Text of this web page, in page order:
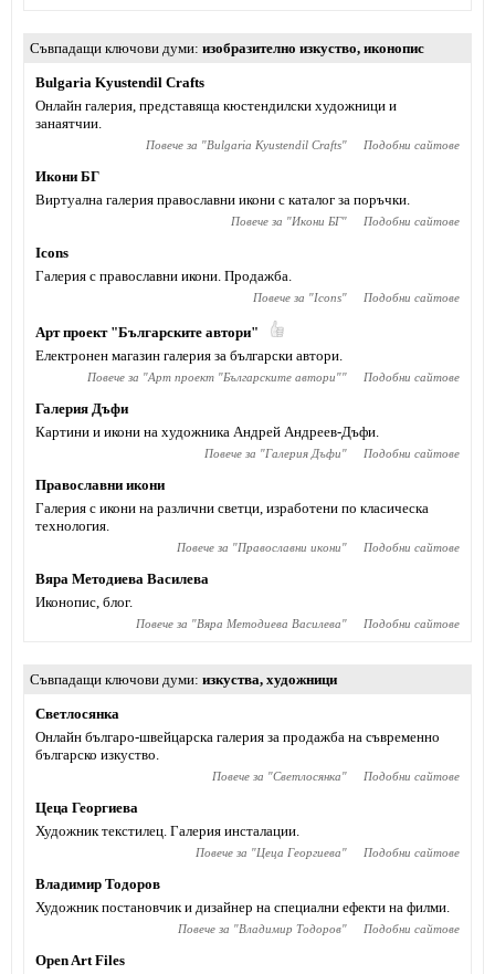
Съвпадащи ключови думи изобразително изкуство, иконопис
Bulgaria Kyustendil Crafts
Онлайн галерия, представяща кюстендилски художници и
занаятчии.
Повече за "Bulgaria Kyustendil Crafts" Подобни сайтове
Икони БГ
Виртуална галерия православни икони с каталог за поръчки.
Повече за "Икони БГ" Подобни сайтове
Icons
Галерия с православни икони. Продажба.
Повече за "Icons" Подобни сайтове
Арт проект "Българските автори"
Електронен магазин галерия за български автори.
Повече за "Арт проект "Българските автори"" Подобни сайтове
Галерия Дъфи
Картини и икони на художника Андрей Андреев-Дъфи.
Повече за "Галерия Дъфи" Подобни сайтове
Православни икони
Галерия с икони на различни светци, изработени по класическа
технология.
Повече за "Православни икони" Подобни сайтове
Вяра Методиева Василева
Иконопис, блог.
Повече за "Вяра Методиева Василева" Подобни сайтове
Съвпадащи ключови думи изкуства, художници
Светлосянка
Онлайн българо-швейцарска галерия за продажба на съвременно
българско изкуство.
Повече за "Светлосянка" Подобни сайтове
Цеца Георгиева
Художник текстилец. Галерия инсталации.
Повече за "Цеца Георгиева" Подобни сайтове
Владимир Тодоров
Художник постановчик и дизайнер на специални ефекти на филми.
Повече за "Владимир Тодоров" Подобни сайтове
Open Art Files